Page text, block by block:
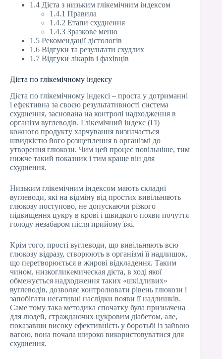
1.4 Дієта з низьким глікемічним індексом
1.4.1 Правила
1.4.2 Етапи схуднення
1.4.3 Зразкове меню
1.5 Рекомендації дієтологів
1.6 Відгуки та результати схудлих
1.7 Відгуки лікарів і фахівців
Дієта по глікемічному індексу
Дієта по глікемічному індексі – проста у дотриманні
і ефективна за своєю результативності система
схуднення, заснована на контролі надходження в
організм вуглеводів. Глікемічний індекс (ГІ)
кожного продукту харчування визначається
швидкістю його розщеплення в організмі до
утворення глюкози. Чим цей процес повільніше, тим
нижче такий показник і тим краще він для
схуднення.
Низьким глікемічним індексом мають складні
вуглеводи, які на відміну від простих вивільняють
глюкозу поступово, не допускаючи різкого
підвищення цукру в крові і швидкого появи почуття
голоду незабаром після прийому їжі.
Крім того, прості вуглеводи, що вивільняють всю
глюкозу відразу, створюють в організмі її надлишок,
що перетворюється в жирові відкладення. Таким
чином, низкогликемическая дієта, в ході якої
обмежується надходження таких «шкідливих»
вуглеводів, дозволяє контролювати рівень глюкози і
запобігати негативні наслідки появи її надлишків.
Саме тому така методика спочатку була призначена
для людей, страждаючих цукровим діабетом, але,
показавши високу ефективність у боротьбі із зайвою
вагою, вона почала широко використовуватися для
схуднення.